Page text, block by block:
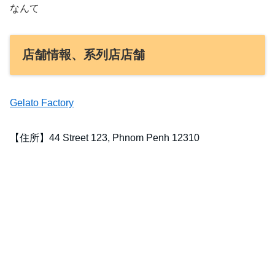
なんて
店舗情報、系列店店舗
Gelato Factory
【住所】44 Street 123, Phnom Penh 12310